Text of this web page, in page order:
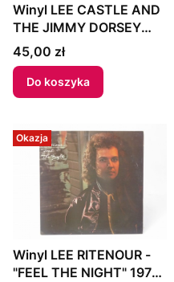
Winyl LEE CASTLE AND
THE JIMMY DORSEY
ORCHESTRA - "THE
FABULOUS TRUMPET
SOUNDS OF LEE
CASTLE AND THE
ORCHESTRA" US
Cena
45,00 zł
Do koszyka
Okazja
Winyl LEE RITENOUR -
"FEEL THE NIGHT" 1979